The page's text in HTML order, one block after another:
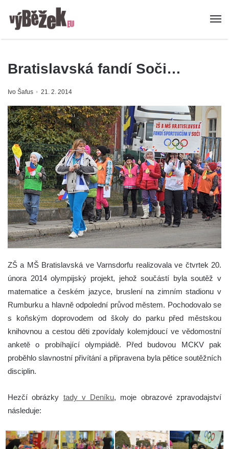
Bratislavská fandí Soči…
Ivo Šafus 21. 2. 2014
ZŠ a MŠ Bratislavská ve Varnsdorfu realizovala ve čtvrtek 20.
února 2014 olympijský projekt, jehož součástí byla soutěž v
matematice a českém jazyce, bruslení na zimním stadionu v
Rumburku a hlavně odpolední průvod městem. Pochodovalo se
s koňským doprovodem od školy do parku před městskou
knihovnou a cestou děti zpovídaly kolemjdoucí ve vědomostní
anketě o probíhající olympiádě. Před budovou MCKV pak
proběhlo slavnostní přivítání a připravena byla pětice soutěžních
disciplin.
Hezčí obrázky tady v Deníku, moje obrazové zpravodajství
následuje: